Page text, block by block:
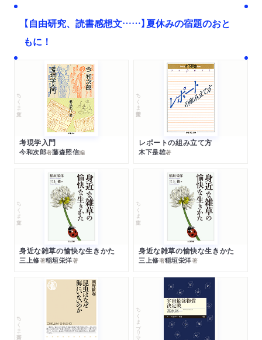
【自由研究、読書感想文……】夏休みの宿題のおと
もに！
ちくま文庫
考現学入門
今和次郎著藤森照信編
ちくま学芸文庫
レポートの組み立て方
木下是雄著
ちくま文庫
身近な雑草の愉快な生きかた
三上修著稲垣栄洋著
ちくま文庫
身近な雑草の愉快な生きかた
三上修著稲垣栄洋著
ちくま新書 ちくまプリマー新書